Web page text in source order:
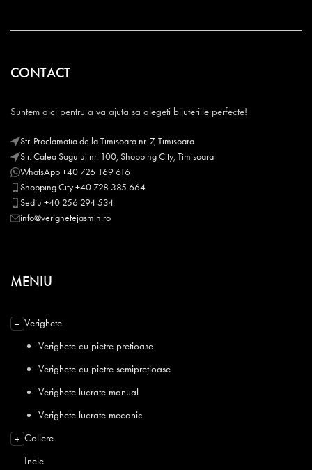
CONTACT
Suntem aici pentru a va ajuta sa alegeti bijuteriile perfecte!
Str. Proclamatia de la Timisoara nr. 7, Timisoara
Str. Calea Sagului nr. 100, Shopping City, Timisoara
WhatsApp +40 726 169 616
Shopping City +40 728 385 664
Sediu +40 256 294 534
info@verighetejasmin.ro
MENIU
− Verighete
Verighete cu pietre pretioase
Verighete cu pietre semiprețioase
Verighete lucrate manual
Verighete lucrate mecanic
+ Coliere
Inele